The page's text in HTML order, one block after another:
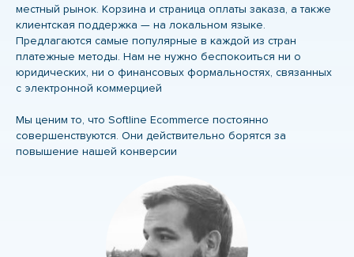
местный рынок. Корзина и страница оплаты заказа, а также
клиентская поддержка — на локальном языке.
Предлагаются самые популярные в каждой из стран
платежные методы. Нам не нужно беспокоиться ни о
юридических, ни о финансовых формальностях, связанных
с электронной коммерцией
Мы ценим то, что Softline Ecommerce постоянно
совершенствуются. Они действительно борятся за
повышение нашей конверсии